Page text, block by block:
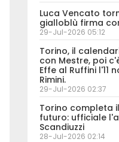
Luca Vencato
gialloblù firma
29-Jul-2026 05:12
Torino, il
con Mestre, poi
Effe al Ruffini l'11
Rimini.
29-Jul-2026 02:37
Torino completa
futuro: ufficiale
Scandiuzzi
28-Jul-2026 02:14